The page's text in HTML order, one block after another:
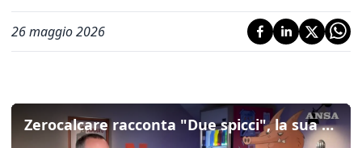
26 maggio 2026
Zerocalcare racconta "Due spicci", la sua nuova serie